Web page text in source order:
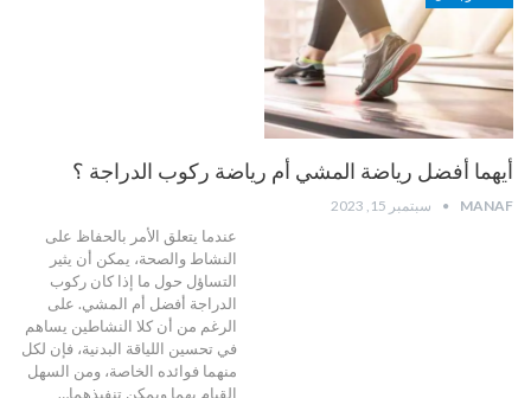
أيهما أفضل رياضة المشي أم رياضة ركوب الدراجة ؟
MANAF سبتمبر 15, 2023
عندما يتعلق الأمر بالحفاظ على
النشاط والصحة، يمكن أن يثير
التساؤل حول ما إذا كان ركوب
الدراجة أفضل أم المشي. على
الرغم من أن كلا النشاطين يساهم
في تحسين اللياقة البدنية، فإن لكل
منهما فوائده الخاصة، ومن السهل
القيام بهما ويمكن تنفيذهما…